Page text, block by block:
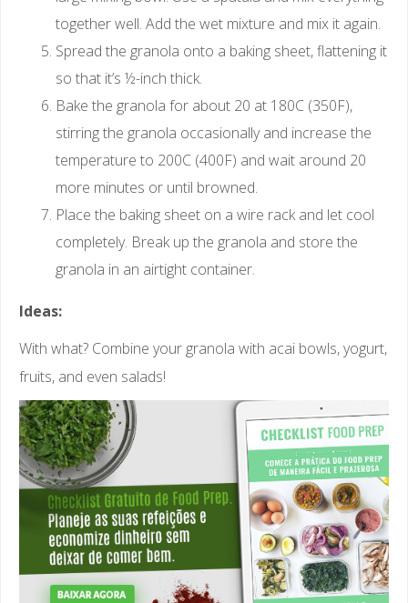
together well. Add the wet mixture and mix it again.
Spread the granola onto a baking sheet, flattening it
so that it’s ½-inch thick.
Bake the granola for about 20 at 180C (350F),
stirring the granola occasionally and increase the
temperature to 200C (400F) and wait around 20
more minutes or until browned.
Place the baking sheet on a wire rack and let cool
completely. Break up the granola and store the
granola in an airtight container.
Ideas:
With what? Combine your granola with acai bowls, yogurt,
fruits, and even salads!